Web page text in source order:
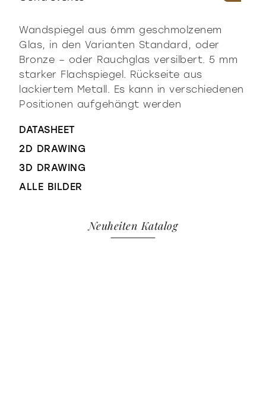
Wandspiegel aus 6mm geschmolzenem
Glas, in den Varianten Standard, oder
Bronze – oder Rauchglas versilbert. 5 mm
starker Flachspiegel. Rückseite aus
lackiertem Metall. Es kann in verschiedenen
Positionen aufgehängt werden
DATASHEET
2D DRAWING
3D DRAWING
ALLE BILDER
Neuheiten Katalog